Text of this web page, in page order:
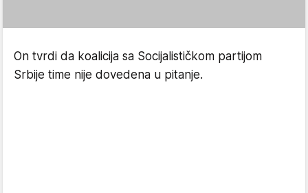
On tvrdi da koalicija sa Socijalističkom partijom
Srbije time nije dovedena u pitanje.